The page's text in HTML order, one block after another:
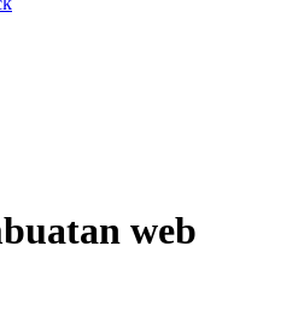
web